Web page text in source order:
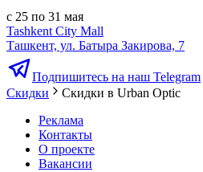
с 25 по 31 мая
Tashkent City Mall
Ташкент, ул. Батыра Закирова, 7
Подпишитесь на наш Telegram
Скидки
Скидки в Urban Optic
Реклама
Контакты
О проекте
Вакансии